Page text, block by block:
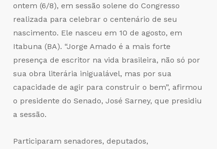
ontem (6/8), em sessão solene do Congresso
realizada para celebrar o centenário de seu
nascimento. Ele nasceu em 10 de agosto, em
Itabuna (BA). “Jorge Amado é a mais forte
presença de escritor na vida brasileira, não só por
sua obra literária inigualável, mas por sua
capacidade de agir para construir o bem”, afirmou
o presidente do Senado, José Sarney, que presidiu
a sessão.
Participaram senadores, deputados,